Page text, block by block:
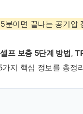
5분이면 끝나는 공기압
셀프 보충 5단계 방법,
가지 핵심 정보를 총정